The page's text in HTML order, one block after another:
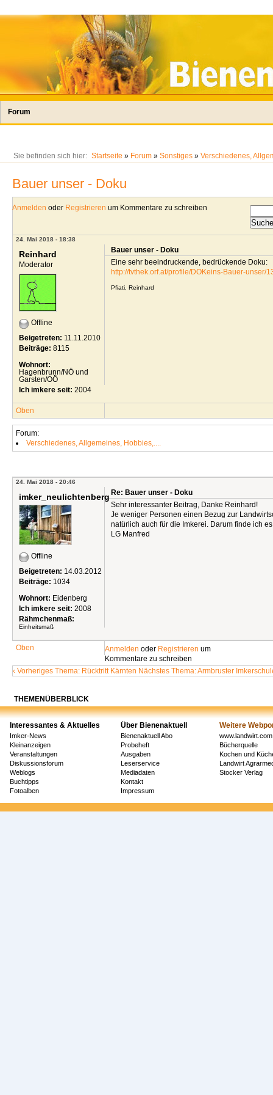
Forum
Sie befinden sich hier: Startseite » Forum » Sonstiges » Verschiedenes,
Bauer unser - Doku
Anmelden oder Registrieren um Kommentare zu schreiben
24. Mai 2018 - 18:38
Reinhard
Moderator
Offline
Beigetreten: 11.11.2010
Beiträge: 8115
Wohnort:
Hagenbrunn/NÖ und
Garsten/OÖ
Ich imkere seit: 2004
Bauer unser - Doku
Eine sehr beeindruckende, bedrückende Doku:
http://tvthek.orf.at/profile/DOKeins-Bauer-unser/
Pfiati, Reinhard
Oben
Forum:
Verschiedenes, Allgemeines, Hobbies,....
24. Mai 2018 - 20:46
imker_neulichtenberg
Offline
Beigetreten: 14.03.2012
Beiträge: 1034
Wohnort: Eidenberg
Ich imkere seit: 2008
Rähmchenmaß:
Einheitsmaß
Re: Bauer unser - Doku
Sehr interessanter Beitrag, Danke Reinhard!
Je weniger Personen einen Bezug zur
natürlich auch für die Imkerei. Darum finde ich
LG Manfred
Oben Anmelden oder Registrieren um
Kommentare zu schreiben
‹ Vorheriges Thema: Rücktritt Kärnten Nächstes Thema: Armbruster
THEMENÜBERBLICK
Interessantes & Aktuelles Über Bienenaktuell Weitere
Imker-News
Kleinanzeigen
Veranstaltungen
Diskussionsforum
Weblogs
Buchtipps
Fotoalben
Bienenaktuell Abo
Probeheft
Ausgaben
Leserservice
Mediadaten
Kontakt
Impressum
www.landwirt.com
Bücherquelle
Kochen und
Landwirt
Stocker Verlag